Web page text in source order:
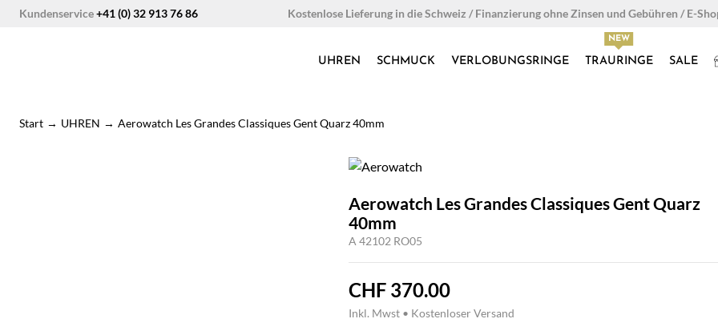
ZumKundenservice+41 (0) 32 913 76 86 Kostenlose Lieferung in die Schweiz / Finanzierung ohne Zinsen und Gebühren / E-
UHREN SCHMUCK VERLOBUNGSRINGE TRAURINGE SALE
Start → UHREN → Aerowatch Les Grandes Classiques Gent Quarz 40mm
Aerowatch Les Grandes Classiques Gent Quarz
40mm
A 42102 RO05
CHF 370.00
Inkl. Mwst • Kostenloser Versand